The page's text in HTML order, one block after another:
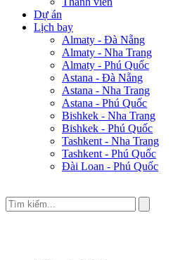
Dự án
Lịch bay
Almaty - Đà Nẵng
Almaty - Nha Trang
Almaty - Phú Quốc
Astana - Đà Nẵng
Astana - Nha Trang
Astana - Phú Quốc
Bishkek - Nha Trang
Bishkek - Phú Quốc
Tashkent - Nha Trang
Tashkent - Phú Quốc
Đài Loan - Phú Quốc